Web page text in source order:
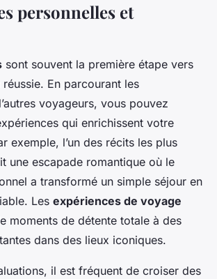
personnelles et
sont souvent la première étape vers
En parcourant les
voyageurs, vous pouvez
qui enrichissent votre
exemple, l’un des récits les plus
une escapade romantique où le
a transformé un simple séjour en
Les expériences de voyage
moments de détente totale à des
dans des lieux iconiques.
il est fréquent de croiser des